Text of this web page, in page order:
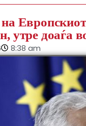
утре доаѓа
8:38 am